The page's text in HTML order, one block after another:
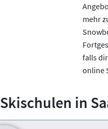
mehr
falls
online
Skischulen in